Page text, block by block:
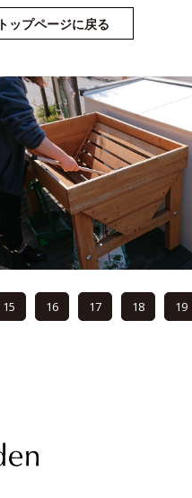
トップページに戻る
15 16 17 18 19